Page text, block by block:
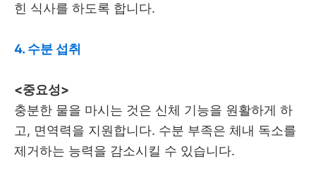
힌 식사를 하도록 합니다.
4. 수분 섭취
<중요성>
충분한 물을 마시는 것은 신체 기능을 원활하게 하
고, 면역력을 지원합니다. 수분 부족은 체내 독소를
제거하는 능력을 감소시킬 수 있습니다.